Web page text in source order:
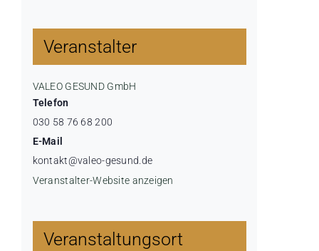
Veranstalter
VALEO GESUND GmbH
Telefon
030 58 76 68 200
E-Mail
kontakt@valeo-gesund.de
Veranstalter-Website anzeigen
Veranstaltungsort